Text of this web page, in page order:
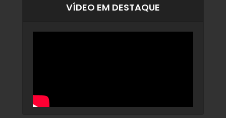
VÍDEO EM DESTAQUE